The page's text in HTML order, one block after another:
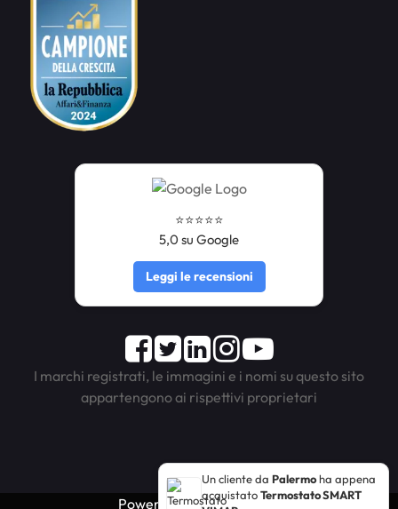
Un cliente da Palermoha appena
acquistatoTermostato SMART
⭐️⭐️⭐️⭐️⭐️
5,0 su Google
Leggi le recensioni
Facebook
TwitterLinkedInInstagram
Youtube
I marchi registrati, le immagini e i nomi su questo sito
appartengono ai rispettivi proprietari
Powered byPassepartout